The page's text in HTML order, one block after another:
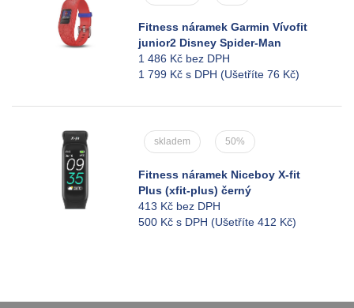
Fitness náramek Garmin Vívofit
junior2 Disney Spider-Man
1 486 Kč bez DPH
1 799 Kč s DPH (Ušetříte 76 Kč)
skladem 50%
Fitness náramek Niceboy X-fit
Plus (xfit-plus) černý
413 Kč bez DPH
500 Kč s DPH (Ušetříte 412 Kč)